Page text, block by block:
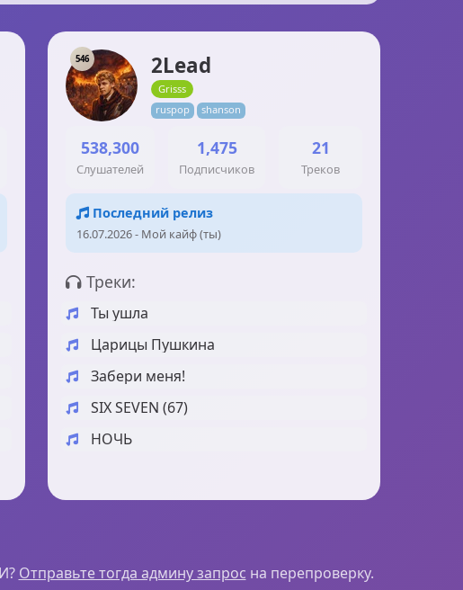
546 2Lead
Grisss
ruspop
shanson
538,300
Слушателей
1,475
Подписчиков
21
Треков
Последний релиз
16.07.2026 - Мой кайф (ты)
Треки:
Ты ушла
Царицы Пушкина
Забери меня!
SIX SEVEN (67)
НОЧЬ
Отправьте тогда админу запрос на перепроверку.